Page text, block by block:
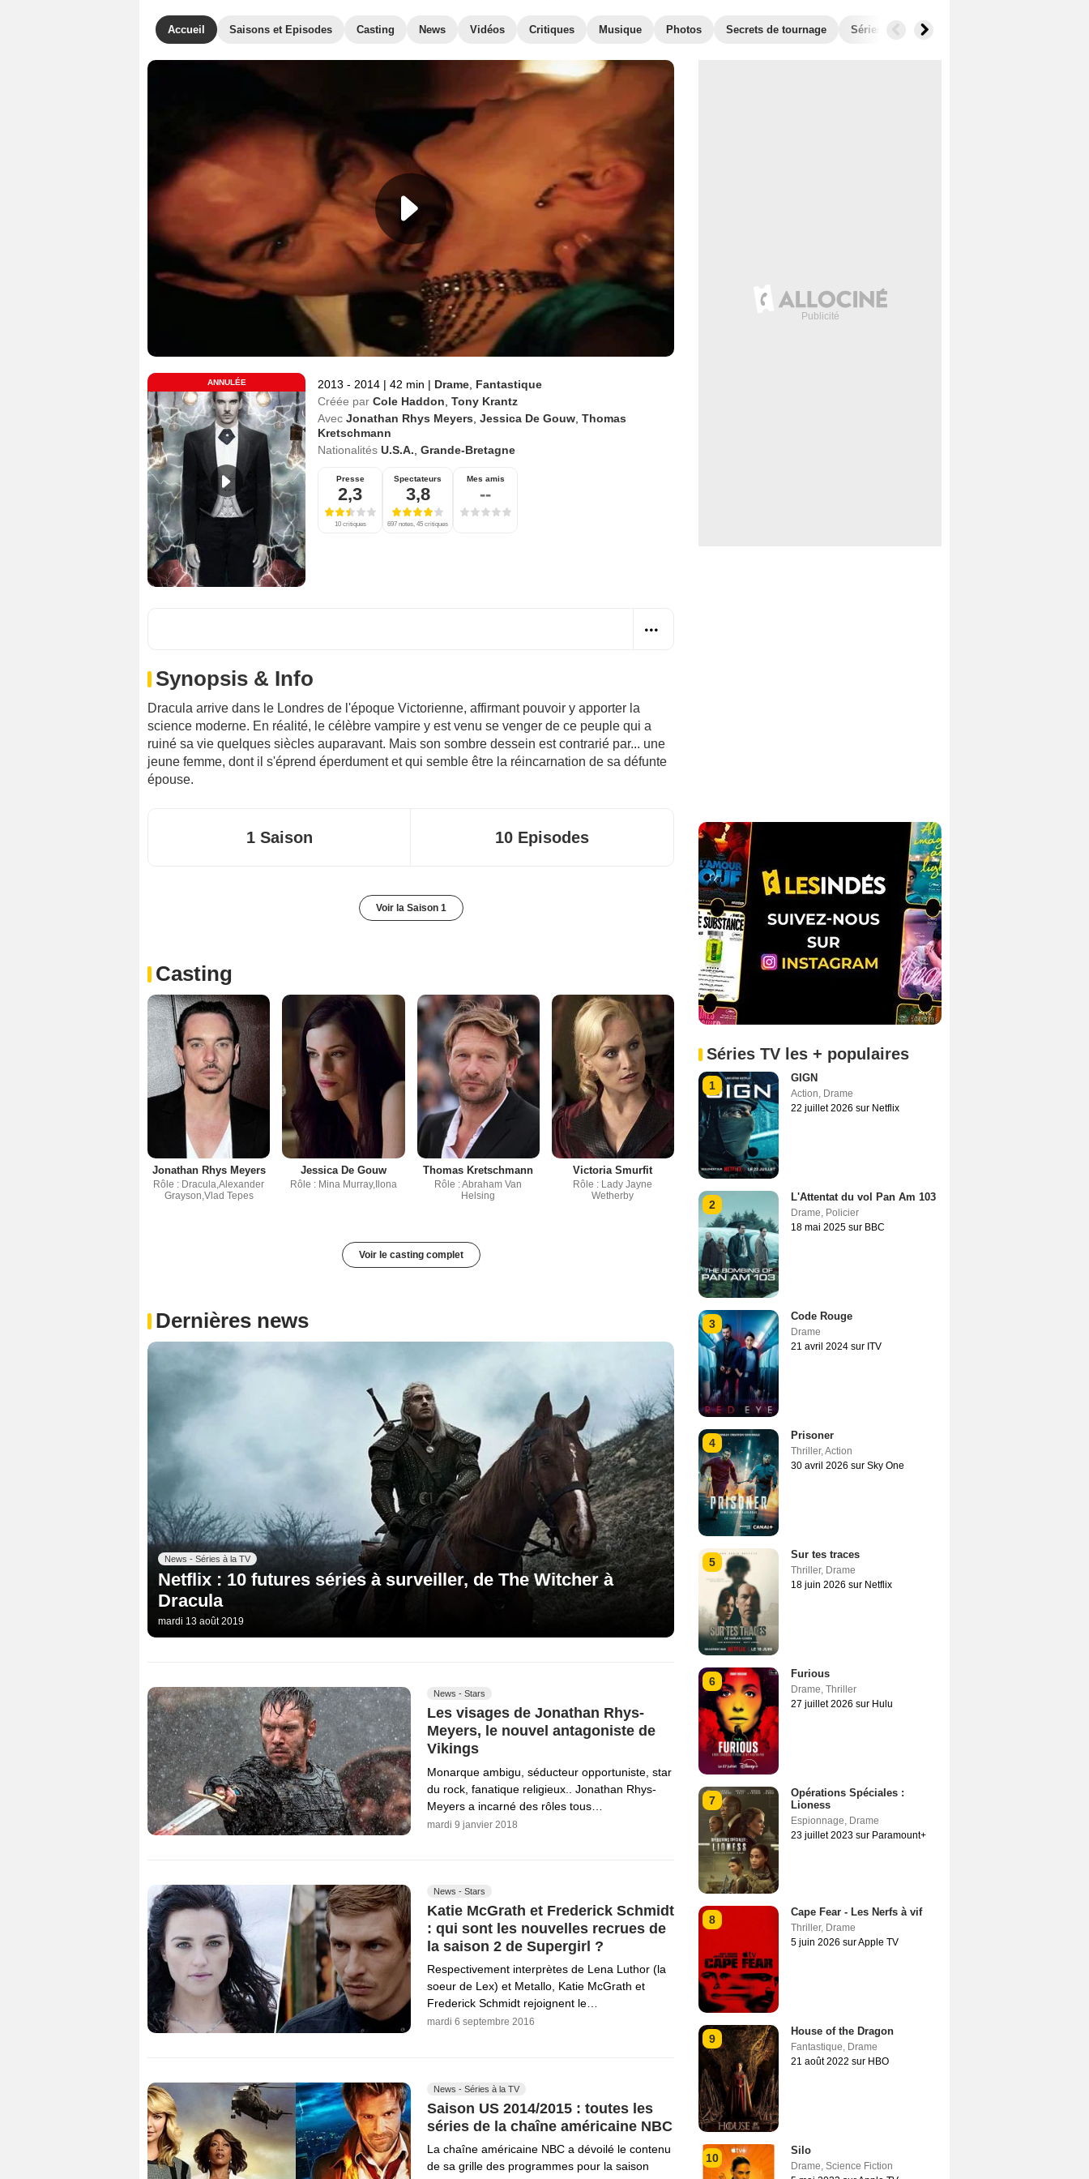
Accueil Saisons et Episodes Casting News Vidéos Critiques Musique Photos Secrets de tournage Séries similaires
ANNULÉE 2013 - 2014 | 42 min | Drame Fantastique
Créée par Cole Haddon Tony Krantz
Avec Jonathan Rhys Meyers Jessica De Gouw Thomas
Kretschmann
Nationalités U.S.A. Grande-Bretagne
Presse
2,3
10 critiques
Spectateurs
3,8
697 notes, 45 critiques
Mes amis
--
Synopsis & Info
Dracula arrive dans le Londres de l'époque Victorienne, affirmant pouvoir y apporter la
science moderne. En réalité, le célèbre vampire y est venu se venger de ce peuple qui a
ruiné sa vie quelques siècles auparavant. Mais son sombre dessein est contrarié par... une
jeune femme, dont il s'éprend éperdument et qui semble être la réincarnation de sa défunte
épouse.
1 Saison 10 Episodes
Voir la Saison 1
Casting
Jonathan Rhys Meyers
Rôle : Dracula,Alexander
Grayson,Vlad Tepes
Jessica De Gouw
Rôle : Mina Murray,Ilona
Thomas Kretschmann
Rôle : Abraham Van
Helsing
Victoria Smurfit
Rôle : Lady Jayne
Wetherby
Voir le casting complet
Dernières news
News - Séries à la TV
Netflix : 10 futures séries à surveiller, de The Witcher à
Dracula
mardi 13 août 2019
News - Stars
Les visages de Jonathan Rhys-
Meyers, le nouvel antagoniste de
Vikings
Monarque ambigu, séducteur opportuniste, star
du rock, fanatique religieux.. Jonathan Rhys-
Meyers a incarné des rôles tous…
mardi 9 janvier 2018
News - Stars
Katie McGrath et Frederick Schmidt
: qui sont les nouvelles recrues de
la saison 2 de Supergirl ?
Respectivement interprètes de Lena Luthor (la
soeur de Lex) et Metallo, Katie McGrath et
Frederick Schmidt rejoignent le…
mardi 6 septembre 2016
News - Séries à la TV
Saison US 2014/2015 : toutes les
séries de la chaîne américaine NBC
La chaîne américaine NBC a dévoilé le contenu
de sa grille des programmes pour la saison
Séries TV les + populaires
1
GIGN
Action, Drame
22 juillet 2026 sur Netflix
2
L'Attentat du vol Pan Am 103
Drame, Policier
18 mai 2025 sur BBC
3
Code Rouge
Drame
21 avril 2024 sur ITV
4
Prisoner
Thriller,Action
30 avril 2026 sur Sky One
5
Sur tes traces
Thriller, Drame
18 juin 2026 sur Netflix
6
Furious
Drame, Thriller
27 juillet 2026 sur Hulu
7
Opérations Spéciales :
Lioness
Espionnage, Drame
23 juillet 2023 sur Paramount+
8
Cape Fear - Les Nerfs à vif
Thriller, Drame
5 juin 2026 sur Apple TV
9
House of the Dragon
Fantastique, Drame
21 août 2022 sur HBO
10
Silo
Drame, Science Fiction